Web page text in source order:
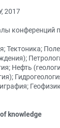
2017
конференций
Тектоника;
Нефть
knowledge